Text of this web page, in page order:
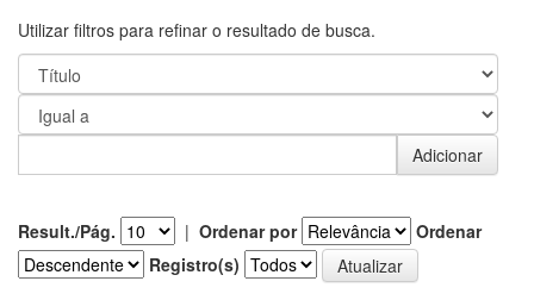
Utilizar filtros para refinar o resultado de busca.
Result./Pág. | Ordenar por
Ordenar
Registro(s)